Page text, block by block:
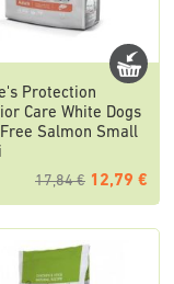
Protection
Care White Dogs
Salmon Small
17,84 € 12,79 €